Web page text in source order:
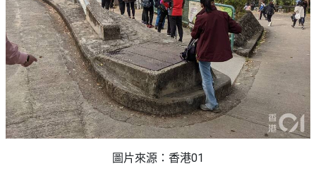
會
及
拍
拖
餐
廳
BBQ
#
蛋
糕
#
行
山
#
郊
圖片來源：香港01